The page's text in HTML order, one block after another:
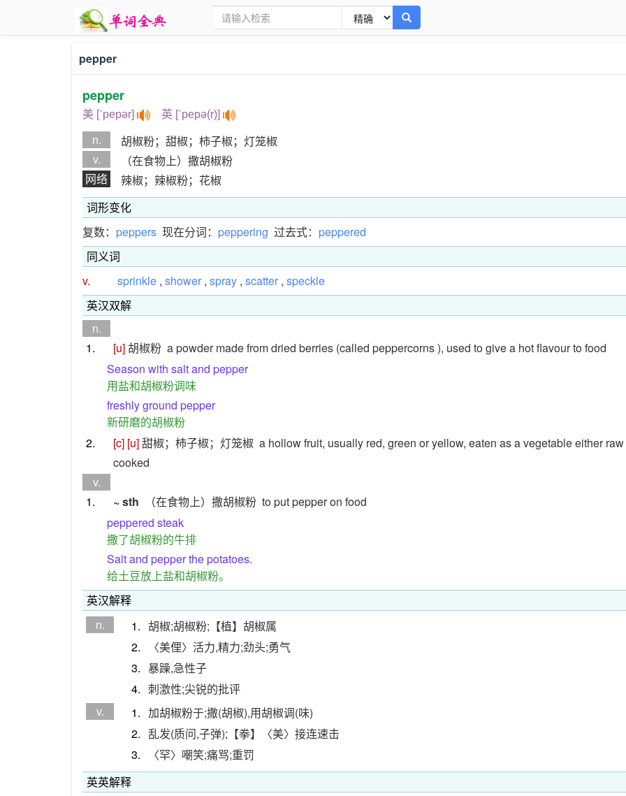
pepper
pepper
美 [ˈpepər] 英 [ˈpepə(r)]
n.
胡椒粉；甜椒；柿子椒；灯笼椒
v.
（在食物上）撒胡椒粉
网络
辣椒；辣椒粉；花椒
词形变化
复数： peppers 现在分词： peppering 过去式： peppered
同义词
v.
sprinkle , shower , spray , scatter , speckle
英汉双解
n.
1.
[u] 胡椒粉 a powder made from dried berries (called peppercorns ), used to give a hot flavour to food
Season with salt and pepper
用盐和胡椒粉调味
freshly ground pepper
新研磨的胡椒粉
2.
[c] [u]甜椒；柿子椒；灯笼椒 a hollow fruit, usually red, green or yellow, eaten as a vegetable either
cooked
v.
1.
~ sth （在食物上）撒胡椒粉 to put pepper on food
peppered steak
撒了胡椒粉的牛排
Salt and pepper the potatoes.
给土豆放上盐和胡椒粉。
英汉解释
n.
1. 胡椒;胡椒粉;【植】胡椒属
2.
〈美俚〉活力,精力;劲头;勇气
3. 暴躁,急性子
4. 刺激性;尖锐的批评
v.
1. 加胡椒粉于;撒(胡椒),用胡椒调(味)
2. 乱发(质问,子弹);【拳】〈美〉接连速击
3.
〈罕〉嘲笑;痛骂;重罚
英英解释